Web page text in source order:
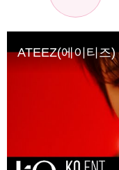
ATEEZ(에이티즈)